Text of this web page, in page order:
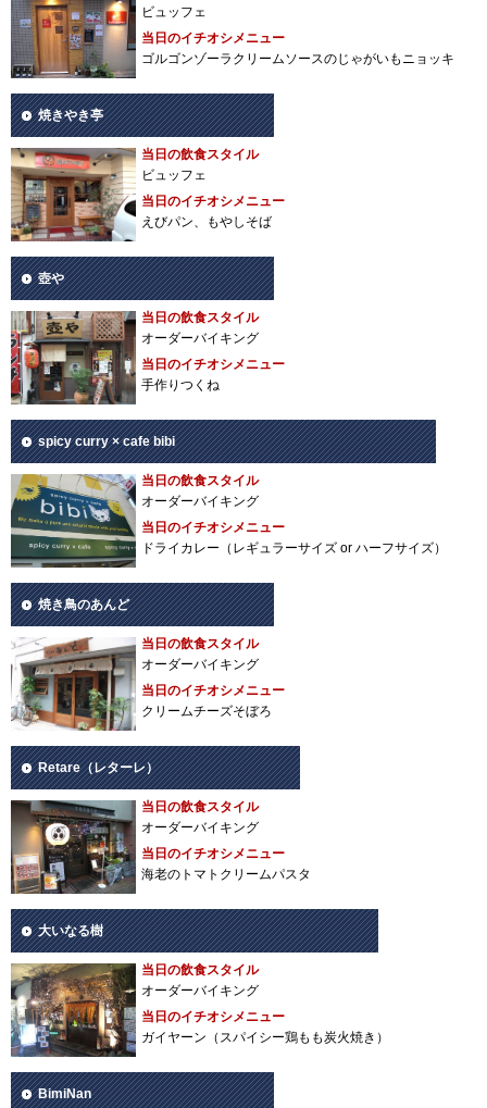
ビュッフェ
当日のイチオシメニュー
ゴルゴンゾーラクリームソースのじゃがいもニョッキ
焼きやき亭
当日の飲食スタイル
ビュッフェ
当日のイチオシメニュー
えびパン、もやしそば
壺や
当日の飲食スタイル
オーダーバイキング
当日のイチオシメニュー
手作りつくね
spicy curry × cafe bibi
当日の飲食スタイル
オーダーバイキング
当日のイチオシメニュー
ドライカレー（レギュラーサイズ or ハーフサイズ）
焼き鳥のあんど
当日の飲食スタイル
オーダーバイキング
当日のイチオシメニュー
クリームチーズそぼろ
Retare（レターレ）
当日の飲食スタイル
オーダーバイキング
当日のイチオシメニュー
海老のトマトクリームパスタ
大いなる樹
当日の飲食スタイル
オーダーバイキング
当日のイチオシメニュー
ガイヤーン（スパイシー鶏もも炭火焼き）
BimiNan